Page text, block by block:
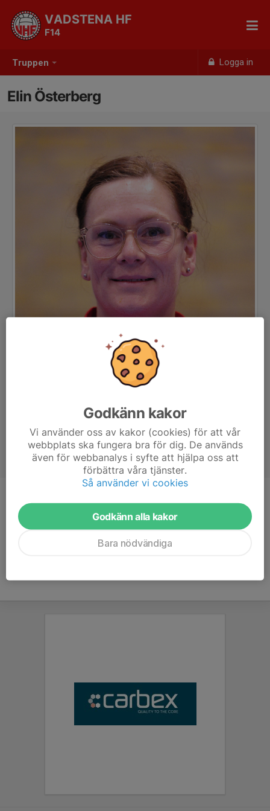
Truppen Logga in
VADSTENA HF
F14
Elin Österberg
Titel
Ledare
Ålder
48 år
Godkänn kakor
Vi använder oss av kakor (cookies) för att vår
webbplats ska fungera bra för dig. De används
även för webbanalys i syfte att hjälpa oss att
förbättra våra tjänster.
Så använder vi cookies
Godkänn alla kakor
Bara nödvändiga